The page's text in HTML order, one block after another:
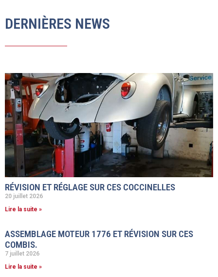
DERNIÈRES NEWS
RÉVISION ET RÉGLAGE SUR CES COCCINELLES
20 juillet 2026
Lire la suite »
ASSEMBLAGE MOTEUR 1776 ET RÉVISION SUR CES
COMBIS.
7 juillet 2026
Lire la suite »